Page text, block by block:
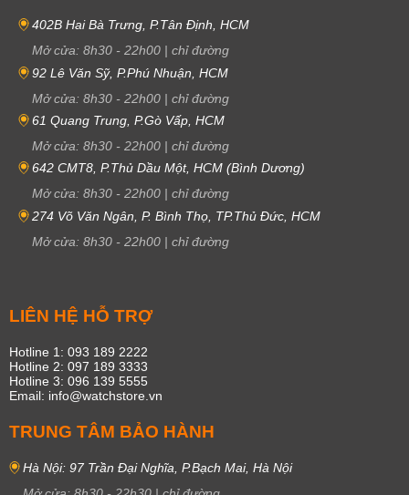
402B Hai Bà Trưng, P.Tân Định, HCM
Mở cửa: 8h30 - 22h00 | chỉ đường
92 Lê Văn Sỹ, P.Phú Nhuận, HCM
Mở cửa: 8h30 - 22h00 | chỉ đường
61 Quang Trung, P.Gò Vấp, HCM
Mở cửa: 8h30 - 22h00 | chỉ đường
642 CMT8, P.Thủ Dầu Một, HCM (Bình Dương)
Mở cửa: 8h30 - 22h00 | chỉ đường
274 Võ Văn Ngân, P. Bình Thọ, TP.Thủ Đức, HCM
Mở cửa: 8h30 - 22h00 | chỉ đường
LIÊN HỆ HỖ TRỢ
Hotline 1: 093 189 2222
Hotline 2: 097 189 3333
Hotline 3: 096 139 5555
Email: info@watchstore.vn
TRUNG TÂM BẢO HÀNH
Hà Nội: 97 Trần Đại Nghĩa, P.Bạch Mai, Hà Nội